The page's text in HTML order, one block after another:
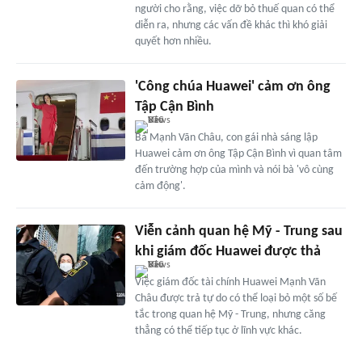
người cho rằng, việc dỡ bỏ thuế quan có thể
diễn ra, nhưng các vấn đề khác thì khó giải
quyết hơn nhiều.
'Công chúa Huawei' cảm ơn ông
Tập Cận Bình
Bà Mạnh Vãn Châu, con gái nhà sáng lập
Huawei cảm ơn ông Tập Cận Bình vì quan tâm
đến trường hợp của mình và nói bà 'vô cùng
cảm động'.
Viễn cảnh quan hệ Mỹ - Trung sau
khi giám đốc Huawei được thả
Việc giám đốc tài chính Huawei Mạnh Vãn
Châu được trả tự do có thể loại bỏ một số bế
tắc trong quan hệ Mỹ - Trung, nhưng căng
thẳng có thể tiếp tục ở lĩnh vực khác.